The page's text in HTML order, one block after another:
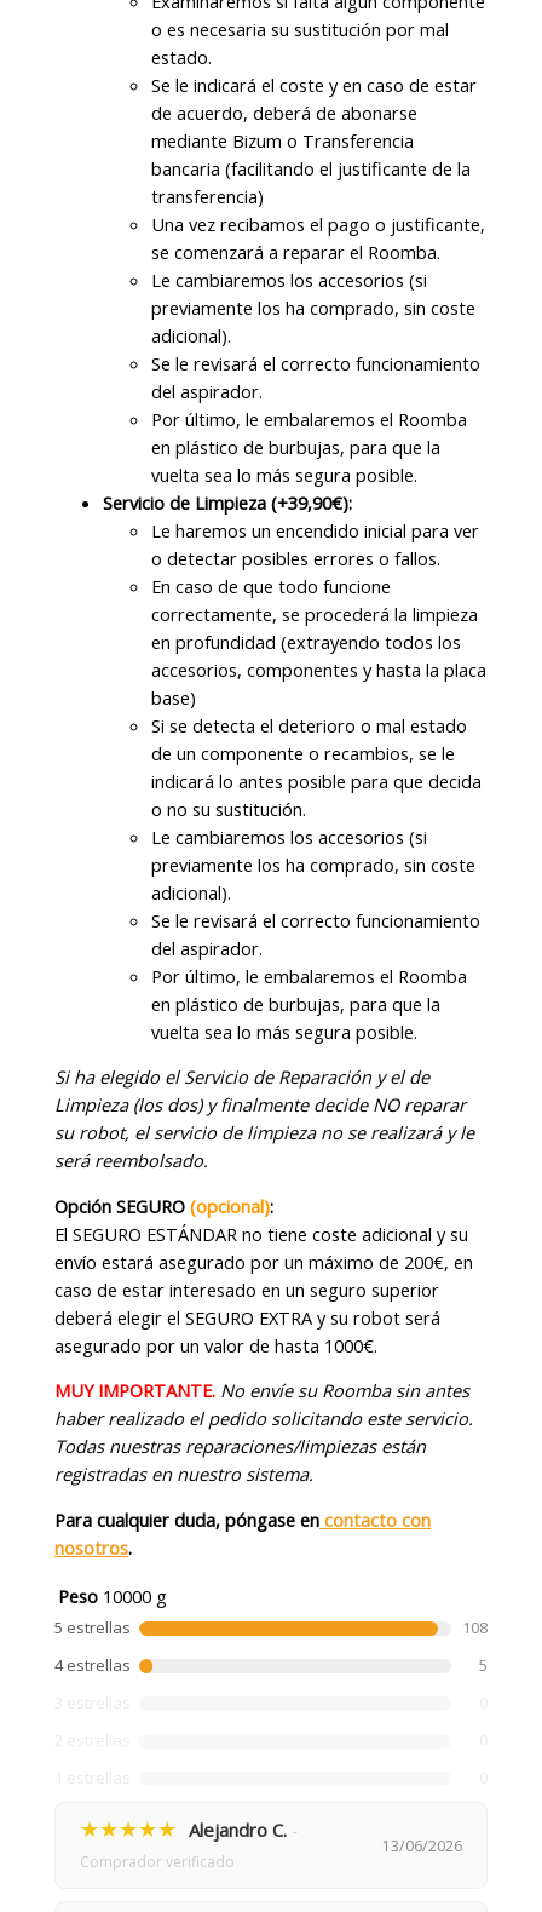
o es necesaria su sustitución por mal
estado.
Se le indicará el coste y en caso de estar
de acuerdo, deberá de abonarse
mediante Bizum o Transferencia
bancaria (facilitando el justificante de la
transferencia)
Una vez recibamos el pago o justificante,
se comenzará a reparar el Roomba.
Le cambiaremos los accesorios (si
previamente los ha comprado, sin coste
adicional).
Se le revisará el correcto funcionamiento
del aspirador.
Por último, le embalaremos el Roomba
en plástico de burbujas, para que la
vuelta sea lo más segura posible.
Servicio de Limpieza (+39,90€):
Le haremos un encendido inicial para ver
o detectar posibles errores o fallos.
En caso de que todo funcione
correctamente, se procederá la limpieza
en profundidad (extrayendo todos los
accesorios, componentes y hasta la placa
base)
Si se detecta el deterioro o mal estado
de un componente o recambios, se le
indicará lo antes posible para que decida
o no su sustitución.
Le cambiaremos los accesorios (si
previamente los ha comprado, sin coste
adicional).
Se le revisará el correcto funcionamiento
del aspirador.
Por último, le embalaremos el Roomba
en plástico de burbujas, para que la
vuelta sea lo más segura posible.
Si ha elegido el Servicio de Reparación y el de
Limpieza (los dos) y finalmente decide NO reparar
su robot, el servicio de limpieza no se realizará y le
será reembolsado.
Opción SEGURO(opcional):
El SEGURO ESTÁNDAR no tiene coste adicional y su
envío estará asegurado por un máximo de 200€, en
caso de estar interesado en un seguro superior
deberá elegir el SEGURO EXTRA y su robot será
asegurado por un valor de hasta 1000€.
MUY IMPORTANTE. No envíe su Roomba sin antes
haber realizado el pedido solicitando este servicio.
Todas nuestras reparaciones/limpiezas están
registradas en nuestro sistema.
Para cualquier duda, póngase en contacto con
nosotros.
Peso 10000 g
5 estrellas
108
4 estrellas
5
★★★★★ Alejandro C. -
Comprador verificado
13/06/2026